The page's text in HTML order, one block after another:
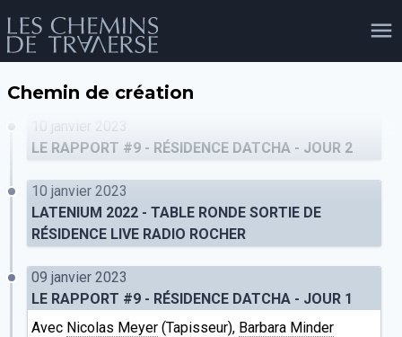
email
évènements
publics
cours et stages
Chemin de création
10 janvier 2023
LE RAPPORT #9 - RÉSIDENCE DATCHA - JOUR 2
10 janvier 2023
LATENIUM 2022 - TABLE RONDE SORTIE DE
RÉSIDENCE LIVE RADIO ROCHER
09 janvier 2023
LE RAPPORT #9 - RÉSIDENCE DATCHA - JOUR 1
Avec Nicolas Meyer (Tapisseur), Barbara Minder